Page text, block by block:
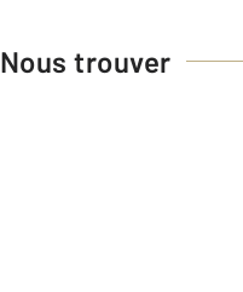
Nous trouver